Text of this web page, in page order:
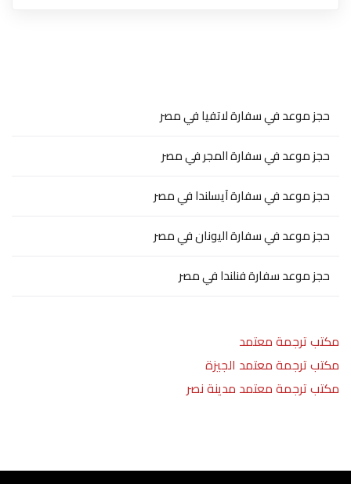
حجز موعد في سفارة لاتفيا في مصر
حجز موعد في سفارة المجر في مصر
حجز موعد في سفارة آيسلندا في مصر
حجز موعد في سفارة اليونان في مصر
حجز موعد سفارة فنلندا في مصر
مكتب ترجمة معتمد
مكتب ترجمة معتمد الجيزة
مكتب ترجمة معتمد مدينة نصر